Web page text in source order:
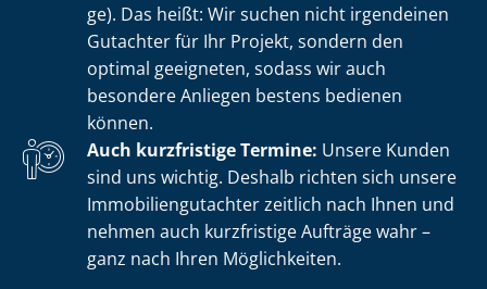
ge). Das heißt: Wir suchen nicht irgendeinen
Gutachter für Ihr Projekt, sondern den
optimal geeigneten, sodass wir auch
besondere Anliegen bestens bedienen
können.
Auch kurzfristige Termine: Unsere Kunden
sind uns wichtig. Deshalb richten sich unsere
Im­mo­bi­li­en­gut­ach­ter zeitlich nach Ihnen und
nehmen auch kurzfristige Aufträge wahr –
ganz nach Ihren Möglichkeiten.